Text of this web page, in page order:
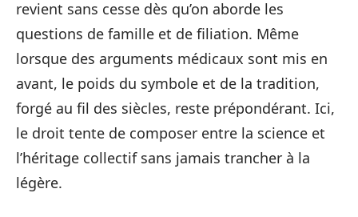
revient sans cesse dès qu’on aborde les
questions de famille et de filiation. Même
lorsque des arguments médicaux sont mis en
avant, le poids du symbole et de la tradition,
forgé au fil des siècles, reste prépondérant. Ici,
le droit tente de composer entre la science et
l’héritage collectif sans jamais trancher à la
légère.